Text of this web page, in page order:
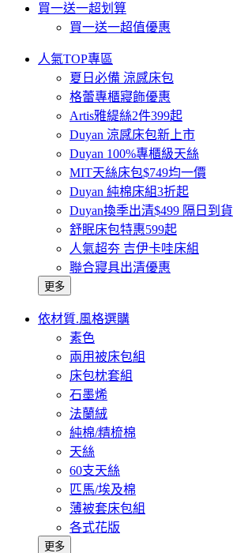
買一送一超划算
買一送一超值優惠
人氣TOP專區
夏日必備 涼感床包
格蕾專櫃寢飾優惠
Artis雅緹絲2件399起
Duyan 涼感床包新上市
Duyan 100%專櫃級天絲
MIT天絲床包$749均一價
Duyan 純棉床組3折起
Duyan換季出清$499 隔日到貨
舒眠床包特惠599起
人氣超夯 吉伊卡哇床組
聯合寢具出清優惠
更多
依材質.風格選購
素色
兩用被床包組
床包枕套組
石墨烯
法蘭絨
純棉/精梳棉
天絲
60支天絲
匹馬/埃及棉
薄被套床包組
各式花版
更多